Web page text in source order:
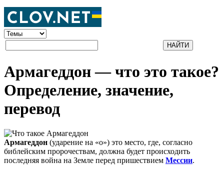
Армагеддон — что это такое?
Определение, значение,
перевод
Армагеддон (ударение на «о») это место, где, согласно
библейским пророчествам, должна будет происходить
последняя война на Земле перед пришествием Мессии.